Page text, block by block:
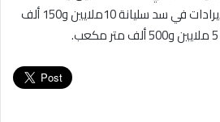
متر مكعب في حين بلغت الايرادات في سد سليانة 10ملايين و150 ألف